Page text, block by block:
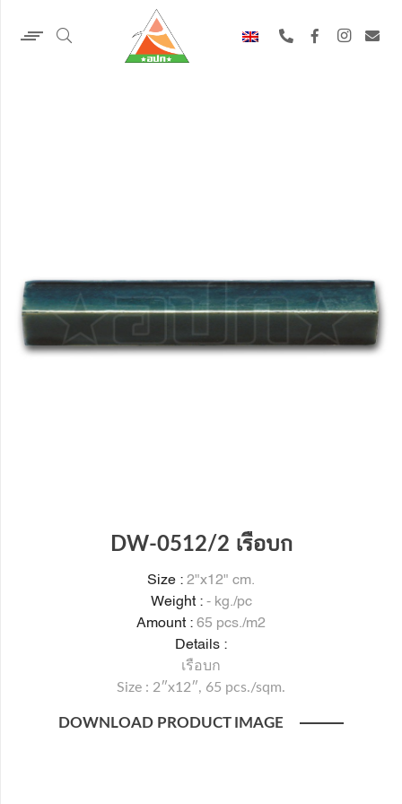
DW-0512/2 เรือบก
Size : 2"x12" cm.
Weight :- kg./pc
Amount : 65 pcs./m2
Details :
เรือบก
Size : 2″x12″, 65 pcs./sqm.
DOWNLOAD PRODUCT IMAGE